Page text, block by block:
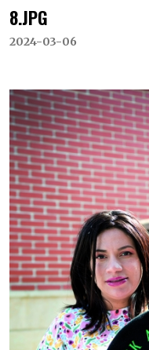
8.JPG
2024-03-06